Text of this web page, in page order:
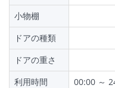
小物棚
ドアの種類
ドアの重さ
利用時間
00:00 ～